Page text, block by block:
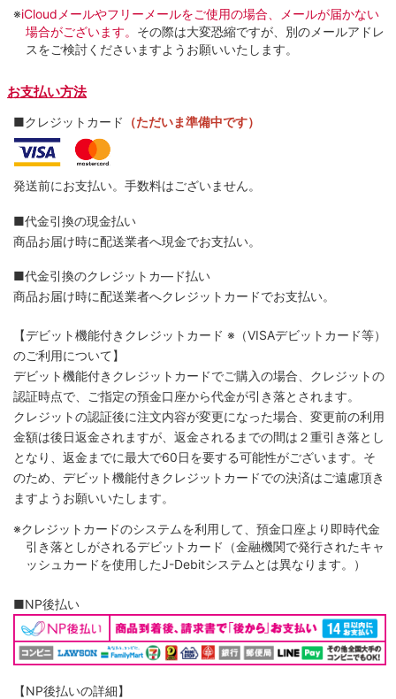
※iCloudメールやフリーメールをご使用の場合、メールが届かない
場合がございます。 その際は大変恐縮ですが、別のメールアドレ
スをご検討くださいますようお願いいたします。
お支払い方法
■クレジットカード （ただいま準備中です）
発送前にお支払い。手数料はございません。
■代金引換の現金払い
商品お届け時に配送業者へ現金でお支払い。
■代金引換のクレジットカ―ド払い
商品お届け時に配送業者へクレジットカードでお支払い。
【デビット機能付きクレジットカード ※（VISAデビットカード等）
のご利用について】
デビット機能付きクレジットカードでご購入の場合、クレジットの
認証時点で、ご指定の預金口座から代金が引き落とされます。
クレジットの認証後に注文内容が変更になった場合、変更前の利用
金額は後日返金されますが、返金されるまでの間は２重引き落とし
となり、返金までに最大で60日を要する可能性がございます。そ
のため、デビット機能付きクレジットカードでの決済はご遠慮頂き
ますようお願いいたします。
※クレジットカードのシステムを利用して、預金口座より即時代金
引き落としがされるデビットカード（金融機関で発行されたキャ
ッシュカードを使用したJ-Debitシステムとは異なります。）
■NP後払い
【NP後払いの詳細】